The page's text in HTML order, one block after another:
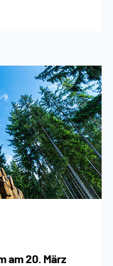
am 20. März